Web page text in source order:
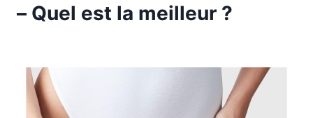
– Quel est la meilleur ?